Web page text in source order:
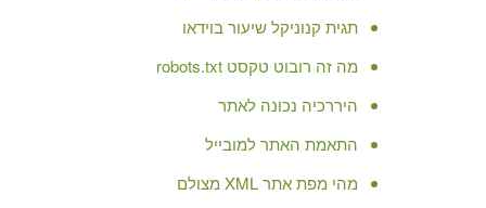
תגית קנוניקל שיעור בוידאו
מה זה רובוט טקסט robots.txt
היררכיה נכונה לאתר
התאמת האתר למובייל
מהי מפת אתר XML מצולם